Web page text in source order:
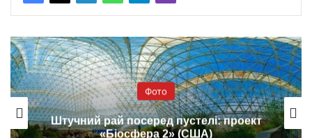
Фото
Штучний рай посеред пустелі: проект
«Біосфера 2» (США)